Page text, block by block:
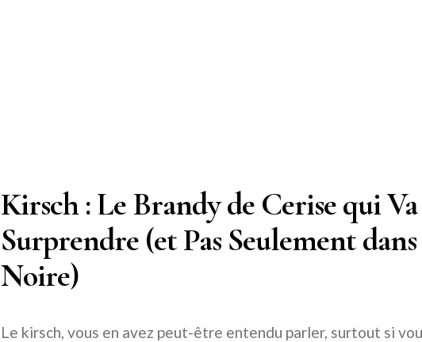
Kirsch : Le Brandy de Cerise qui Va
Surprendre (et Pas Seulement
Noire)
Le kirsch, vous en avez peut-être entendu parler, surtout si